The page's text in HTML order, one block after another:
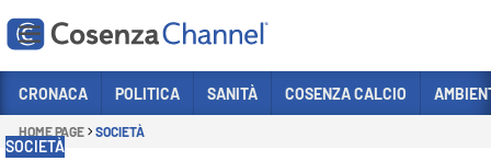
Sezioni
CRONACA POLITICA SANITÀ COSENZA CALCIO
HOME PAGE SOCIETÀ
SOCIETÀ